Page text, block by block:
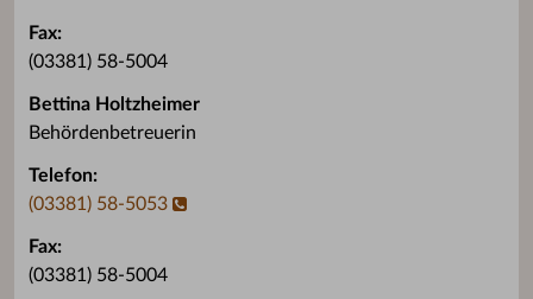
Fax:
(03381) 58-5004
Bettina Holtzheimer
Behördenbetreuerin
Telefon:
(03381) 58-5053
Fax:
(03381) 58-5004